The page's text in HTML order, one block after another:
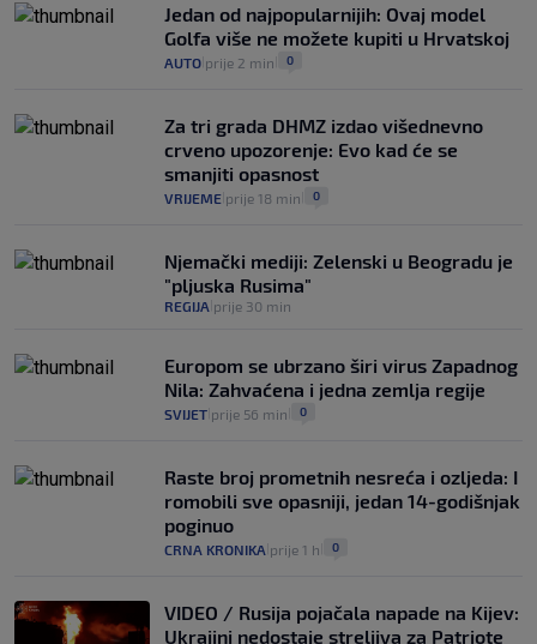
koliko iz Osijeka
VIJESTI 2. kol. 14
Jedan od najpopularnijih: Ovaj model
Golfa više ne možete kupiti u Hrvatskoj
AUTO prije 2 min 0
Za tri grada DHMZ izdao višednevno
crveno upozorenje: Evo kad će se
smanjiti opasnost
VRIJEME prije 18 min 0
Njemački mediji: Zelenski u Beogradu je
"pljuska Rusima"
REGIJA prije 30 min
Europom se ubrzano širi virus Zapadnog
Nila: Zahvaćena i jedna zemlja regije
SVIJET prije 56 min 0
Raste broj prometnih nesreća i ozljeda: I
romobili sve opasniji, jedan 14-godišnjak
poginuo
CRNA KRONIKA prije 1 h 0
VIDEO / Rusija pojačala napade na Kijev:
Ukrajini nedostaje streljiva za Patriote